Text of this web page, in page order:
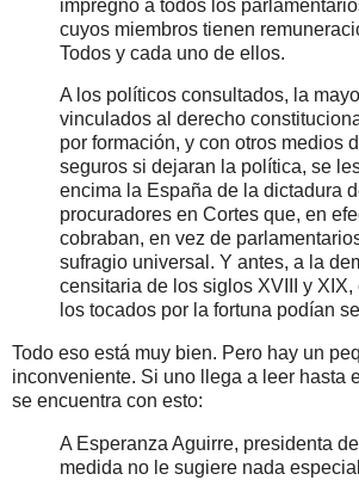
impregnó a todos los
cuyos miembros tienen
Todos y cada uno de ellos.
A los políticos consultados, la
vinculados al derecho
por formación, y con otros medios
seguros si dejaran la política, se
encima la España de la dictadura
procuradores en Cortes que, en
cobraban, en vez de
sufragio universal. Y antes, a la
censitaria de los siglos XVIII y
los tocados por la fortuna podían
Todo eso está muy bien. Pero hay un
inconveniente. Si uno llega a leer hasta
se encuentra con esto:
A Esperanza Aguirre, presidenta
medida no le sugiere nada